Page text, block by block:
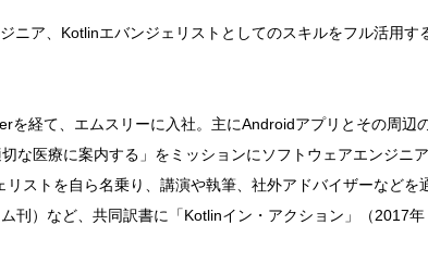
ニア、Kotlinエバンジェリストとしてのスキルをフル活用
経て、エムスリーに入社。主にAndroidアプリとその周
な医療に案内する」をミッションにソフトウェアエンジニ
ストを自ら名乗り、講演や執筆、社外アドバイザーなど
）など、共同訳書に「Kotlinイン・アクション」（2017年